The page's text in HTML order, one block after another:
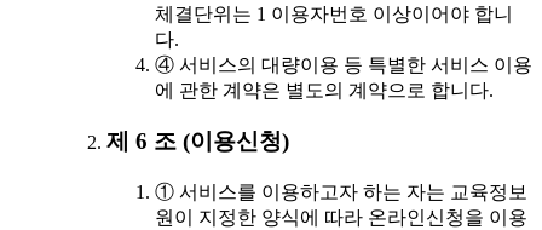
체결단위는 1 이용자번호 이상이어야 합니
다.
④ 서비스의 대량이용 등 특별한 서비스 이용
에 관한 계약은 별도의 계약으로 합니다.
제 6 조 (이용신청)
① 서비스를 이용하고자 하는 자는 교육정보
원이 지정한 양식에 따라 온라인신청을 이용